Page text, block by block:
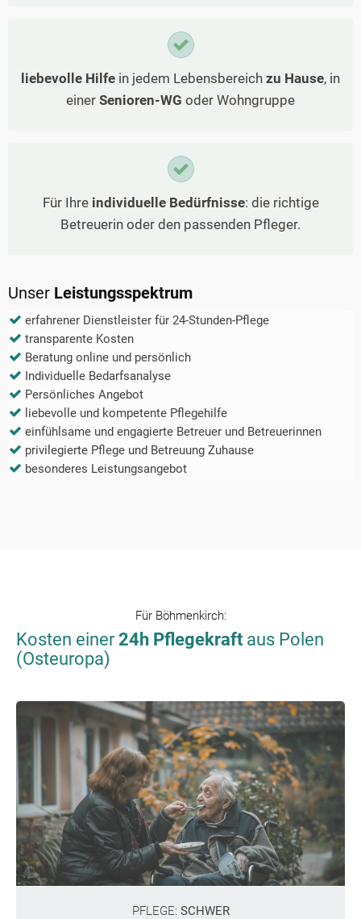
liebevolle Hilfe in jedem Lebensbereich zu Hause, in
einer Senioren-WG oder Wohngruppe
Für Ihre individuelle Bedürfnisse: die richtige
Betreuerin oder den passenden Pfleger.
Unser Leistungsspektrum
erfahrener Dienstleister für 24-Stunden-Pflege
transparente Kosten
Beratung online und persönlich
Individuelle Bedarfsanalyse
Persönliches Angebot
liebevolle und kompetente Pflegehilfe
einfühlsame und engagierte Betreuer und Betreuerinnen
privilegierte Pflege und Betreuung Zuhause
besonderes Leistungsangebot
Für Böhmenkirch:
Kosten einer24h Pflegekraft aus Polen
(Osteuropa)
PFLEGE: SCHWER